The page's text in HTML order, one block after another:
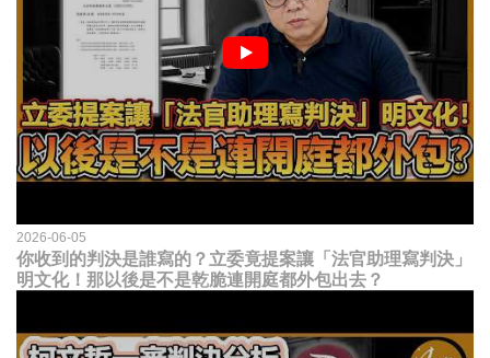
2026-06-05
你收到的判決是誰寫的？立委竟提案讓「法官助理寫判決」
明文化！那以後是不是乾脆連開庭都外包出去？